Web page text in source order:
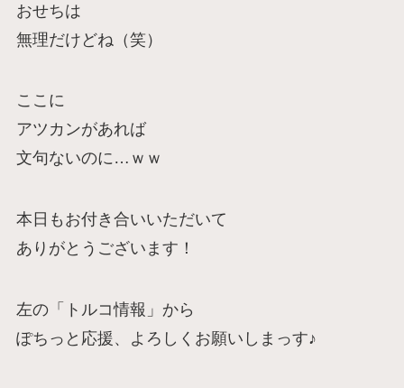
おせちは
無理だけどね（笑）
ここに
アツカンがあれば
文句ないのに…ｗｗ
本日もお付き合いいただいて
ありがとうございます！
左の「トルコ情報」から
ぽちっと応援、よろしくお願いしまっす♪